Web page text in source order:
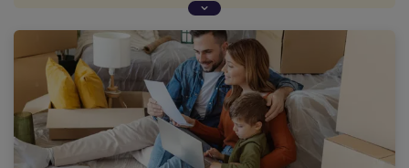
chères Nos meilleures offres Je suis
actuellement Locataire Propriétaire non
occupant Propriétaire occupant et je souhaite
assurer Appartement Maison Dernière mise à jour
des offres le 04/08/2026. Etude des tarifs les
plus bas proposés par nos assureurs partenaires
sur la période du 26/07/2026 au 02/08/2026.
Assureur Garanties Notre avis Tarif (à partir de)
Offre Luko by Allianz Direct 32 €/an Incendie /
Dégats des eaux ✔ Vol Option Dommages